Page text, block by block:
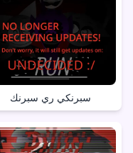
سبرنكي ري سبرنك